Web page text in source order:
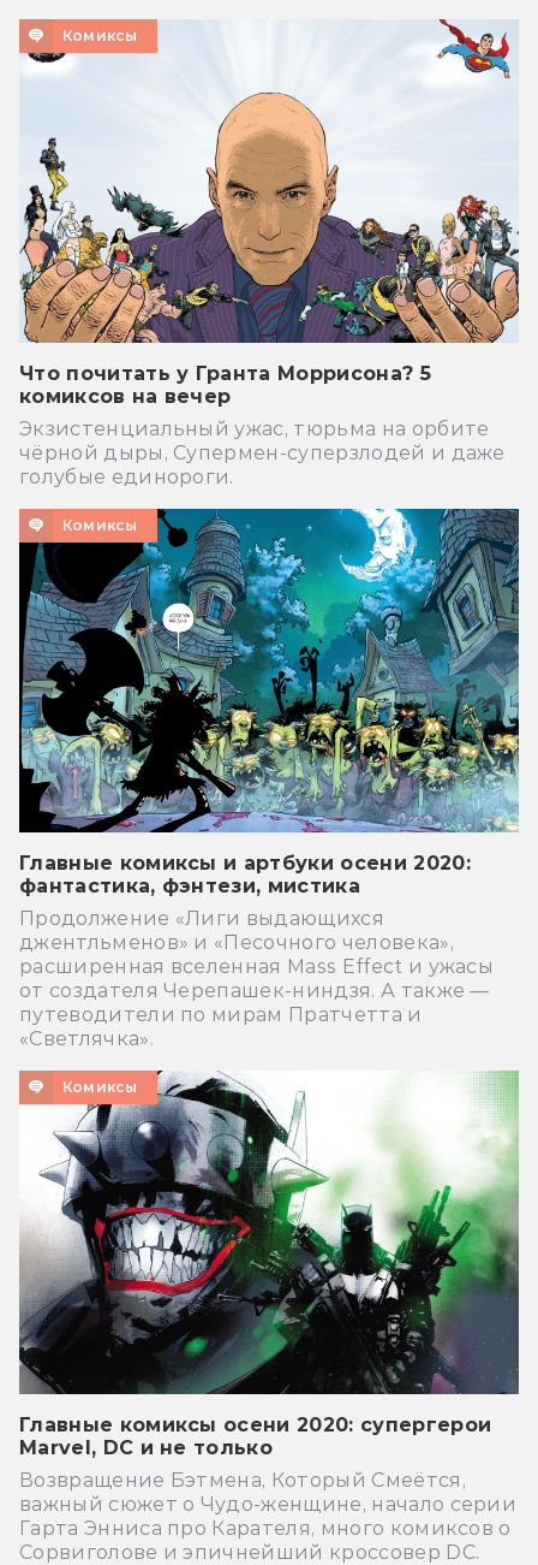
Комиксы
Что почитать у Гранта Моррисона? 5
комиксов на вечер
Экзистенциальный ужас, тюрьма на орбите
чёрной дыры, Супермен-суперзлодей и даже
голубые единороги.
Комиксы
Главные комиксы и артбуки осени 2020:
фантастика, фэнтези, мистика
Продолжение «Лиги выдающихся
джентльменов» и «Песочного человека»,
расширенная вселенная Mass Effect и ужасы
от создателя Черепашек-ниндзя. А также —
путеводители по мирам Пратчетта и
«Светлячка».
Комиксы
Главные комиксы осени 2020: супергерои
Marvel, DC и не только
Возвращение Бэтмена, Который Смеётся,
важный сюжет о Чудо-женщине, начало серии
Гарта Энниса про Карателя, много комиксов о
Сорвиголове и эпичнейший кроссовер DC.